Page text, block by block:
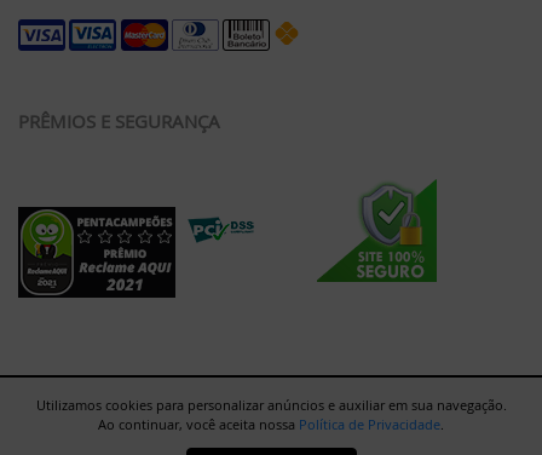
PRÊMIOS E SEGURANÇA
Utilizamos cookies para personalizar anúncios e auxiliar em sua navegação.
Ao continuar, você aceita nossa Política de Privacidade.